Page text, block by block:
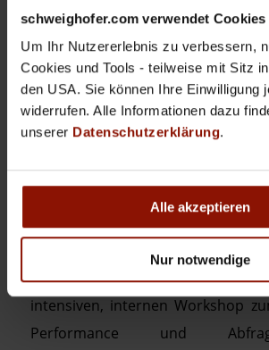
schweighofer.com verwendet Cookies
Um Ihr Nutzererlebnis zu verbessern,
Cookies und Tools - teilweise mit Sitz
den USA. Sie können Ihre Einwilligung
widerrufen. Alle Informationen dazu
unserer Datenschutzerklärung.
Alle akzeptieren
Nur notwendige
INTERNER
SQL
NEWS
In den vergangenen 2 Tagen
intensiven, internen Workshop
Performance und